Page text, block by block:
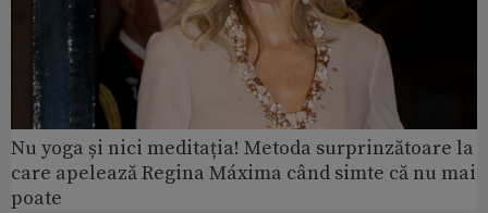
Nu yoga și nici meditația! Metoda surprinzătoare la
care apelează Regina Máxima când simte că nu mai
poate